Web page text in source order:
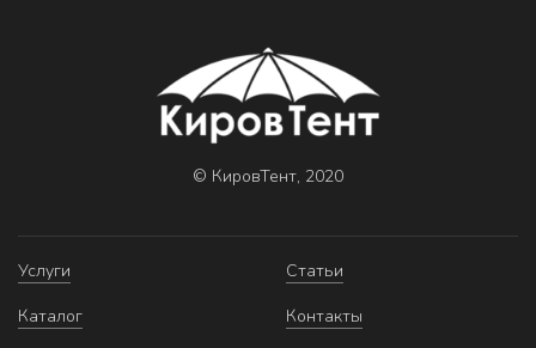
© КировТент, 2020
Услуги
Каталог
Статьи
Контакты